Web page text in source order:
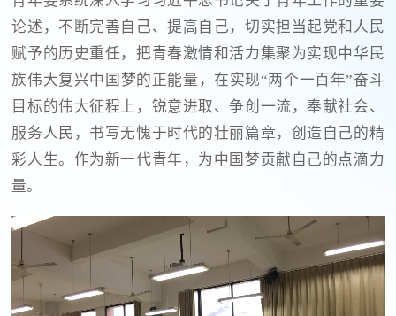
论述，不断完善自己、提高自己，切实担当起党和人民
赋予的历史重任，把青春激情和活力集聚为实现中华民
族伟大复兴中国梦的正能量，在实现“两个一百年”奋斗
目标的伟大征程上，锐意进取、争创一流，奉献社会、
服务人民，书写无愧于时代的壮丽篇章，创造自己的精
彩人生。作为新一代青年，为中国梦贡献自己的点滴力
量。